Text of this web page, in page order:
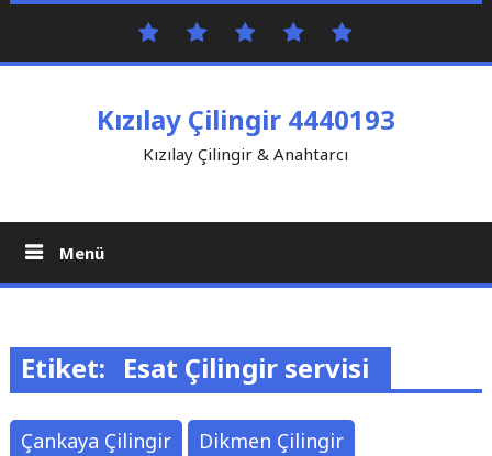
Anasayfa
Bize
Ulaşın
sohbetmobil
sohbet
Kızılay Çilingir 4440193
Kızılay Çilingir & Anahtarcı
Menü
Etiket: Esat Çilingir servisi
Çankaya Çilingir
Dikmen Çilingir